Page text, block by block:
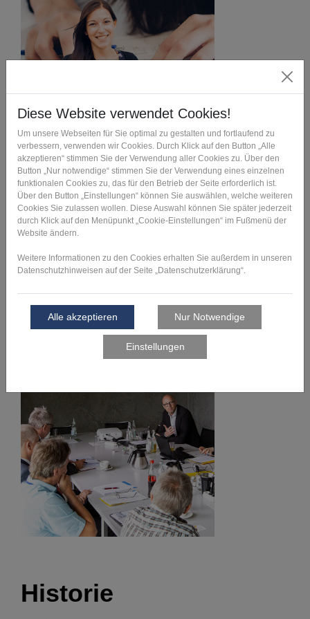
Referenzen
Seit über 25 Jahren sind wir für namhafte Kunden aus
verschiedensten Industrien sowie renommierte Universitäten
Sie hier mehr über unsere Referenzen.
Mehr erfahren >
Historie